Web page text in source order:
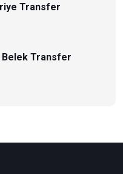
Transfer
Transfer